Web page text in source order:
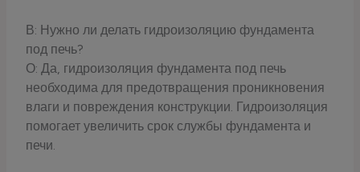
В: Нужно ли делать гидроизоляцию фундамента
под печь?
О: Да, гидроизоляция фундамента под печь
необходима для предотвращения проникновения
влаги и повреждения конструкции. Гидроизоляция
помогает увеличить срок службы фундамента и
печи.